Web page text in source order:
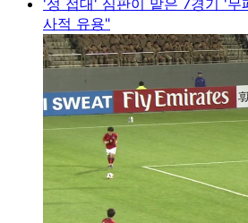
사적 유용"